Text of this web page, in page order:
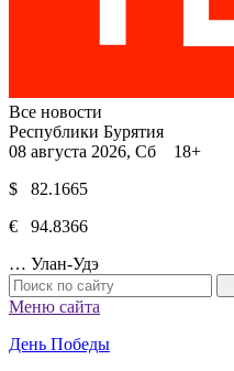
Все новости
Республики Бурятия
08 августа 2026, Сб 18+
$ 82.1665
€ 94.8366
… Улан-Удэ
Меню сайта
День Победы